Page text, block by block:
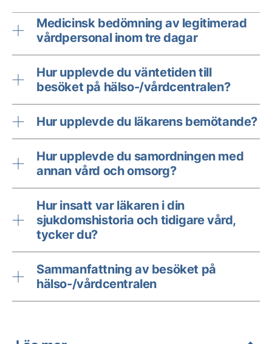
Medicinsk bedömning av legitimerad
vårdpersonal inom tre dagar
Hur upplevde du väntetiden till
besöket på hälso-/vårdcentralen?
Hur upplevde du läkarens bemötande?
Hur upplevde du samordningen med
annan vård och omsorg?
Hur insatt var läkaren i din
sjukdomshistoria och tidigare vård,
tycker du?
Sammanfattning av besöket på
hälso-/vårdcentralen